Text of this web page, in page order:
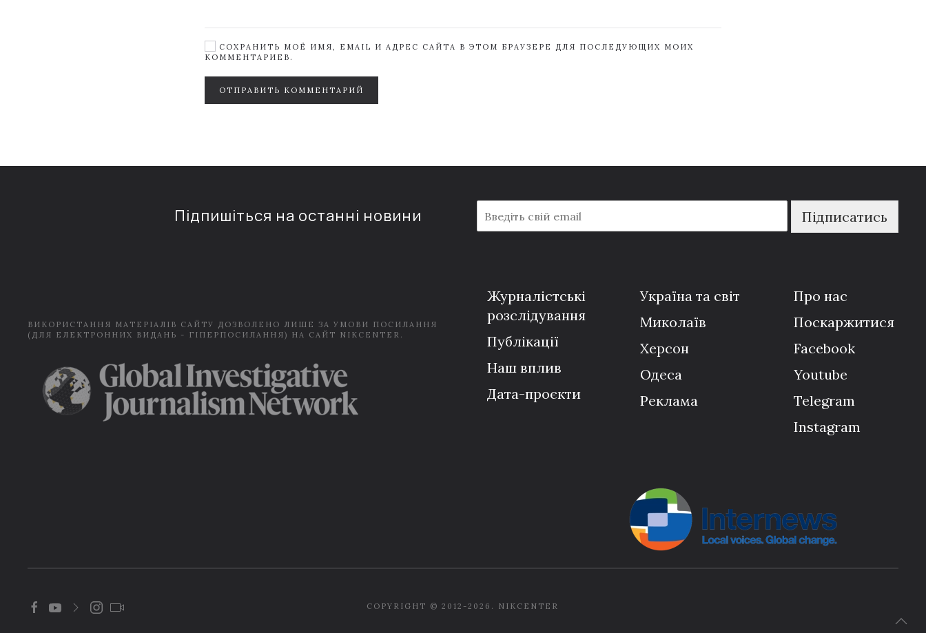
СОХРАНИТЬ МОЁ ИМЯ, EMAIL И АДРЕС САЙТА В ЭТОМ БРАУЗЕРЕ ДЛЯ ПОСЛЕДУЮЩИХ МОИХ
КОММЕНТАРИЕВ.
ОТПРАВИТЬ КОММЕНТАРИЙ
Підпишіться на останні новини
m
a
Підписатись
ВИКОРИСТАННЯ МАТЕРІАЛІВ САЙТУ ДОЗВОЛЕНО ЛИШЕ ЗА УМОВИ ПОСИЛАННЯ
(ДЛЯ ЕЛЕКТРОННИХ ВИДАНЬ - ГІПЕРПОСИЛАННЯ) НА САЙТ NIKCENTER.
Журналістські
розслідування
Публікації
Наш вплив
Дата-проєкти
Україна та світ
Миколаїв
Херсон
Одеса
Реклама
Про нас
Поскаржитися
Facebook
Youtube
Telegram
Instagram
COPYRIGHT © 2012-2026. NIKCENTER